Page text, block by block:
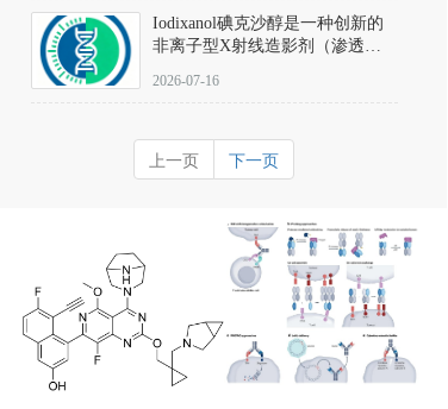
受体生理功能、信号通路验证及
靶点药理机制的金标准化学探
针。
Iodixanol碘克沙醇是一种创新的
非离子型X射线造影剂（渗透压
在血管内给药时与血浆等渗的临
号为92339-11-2
2026-07-16
上一页 下一页